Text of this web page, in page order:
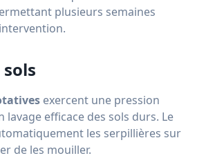
plusieurs semaines
exercent une pression
efficace des sols durs. Le
les serpillières sur
de les mouiller.